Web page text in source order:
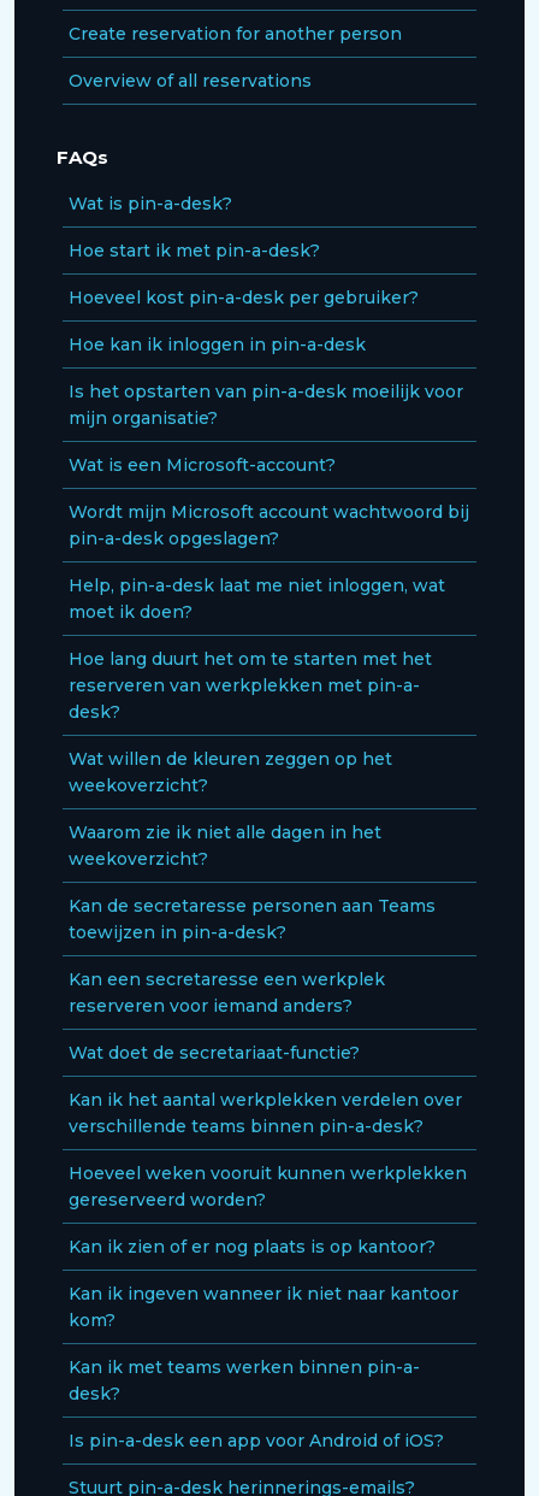
Create reservation for another person
Overview of all reservations
FAQs
Wat is pin-a-desk?
Hoe start ik met pin-a-desk?
Hoeveel kost pin-a-desk per gebruiker?
Hoe kan ik inloggen in pin-a-desk
Is het opstarten van pin-a-desk moeilijk voor
mijn organisatie?
Wat is een Microsoft-account?
Wordt mijn Microsoft account wachtwoord bij
pin-a-desk opgeslagen?
Help, pin-a-desk laat me niet inloggen, wat
moet ik doen?
Hoe lang duurt het om te starten met het
reserveren van werkplekken met pin-a-
desk?
Wat willen de kleuren zeggen op het
weekoverzicht?
Waarom zie ik niet alle dagen in het
weekoverzicht?
Kan de secretaresse personen aan Teams
toewijzen in pin-a-desk?
Kan een secretaresse een werkplek
reserveren voor iemand anders?
Wat doet de secretariaat-functie?
Kan ik het aantal werkplekken verdelen over
verschillende teams binnen pin-a-desk?
Hoeveel weken vooruit kunnen werkplekken
gereserveerd worden?
Kan ik zien of er nog plaats is op kantoor?
Kan ik ingeven wanneer ik niet naar kantoor
kom?
Kan ik met teams werken binnen pin-a-
desk?
Is pin-a-desk een app voor Android of iOS?
Stuurt pin-a-desk herinnerings-emails?